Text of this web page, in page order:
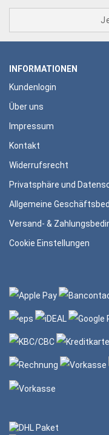
INFORMATIONEN
Kundenlogin
Über uns
Impressum
Kontakt
Widerrufsrecht
Privatsphäre und
Allgemeine
Versand- &
Cookie Einstellungen